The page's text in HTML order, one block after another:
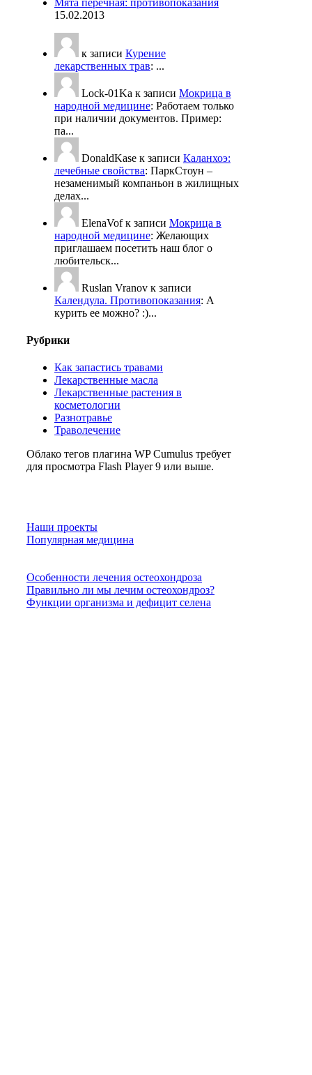
15.02.2013
к записи Курение
лекарственных трав: ...
Lock-01Ka к записи Мокрица в
народной медицине: Работаем только
при наличии документов. Пример:
па...
DonaldKase к записи Каланхоэ:
лечебные свойства: ПаркСтоун –
незаменимый компаньон в жилищных
делах...
ElenaVofк записи Мокрица в
народной медицине: Желающих
приглашаем посетить наш блог о
любительск...
Ruslan Vranov к записи
Календула. Противопоказания: А
курить ее можно? :)...
Рубрики
Как запастись травами
Лекарственные масла
Лекарственные растения в
косметологии
Разнотравье
Траволечение
Облако тегов плагина WP Cumulus требует
для просмотра Flash Player 9 или выше.
Наши проекты
Популярная медицина
Особенности лечения остеохондроза
Правильно ли мы лечим остеохондроз?
Функции организма и дефицит селена